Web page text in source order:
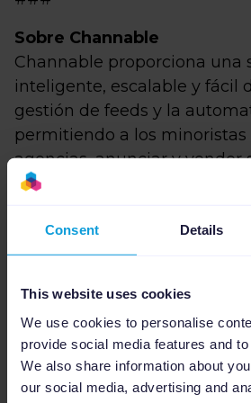
Consent Details
This website uses cookies
We use cookies to personalise
provide social media features and
We also share information about
our social media, advertising and
Sobre Channable
Channable proporciona una
inteligente, escalable y fácil
gestión de feeds y la
permitiendo a los minoristas
agencias, anunciar y vender
globalmente. Channable,
eCommerce y redes
impulsar las ventas y
información útil para
rendimiento. Con más de
todo el mundo utilizando su
feeds de producto,